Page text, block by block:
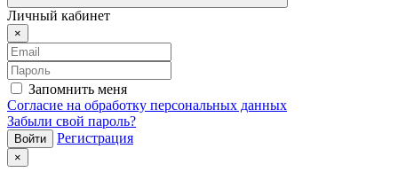
Личный кабинет
×
Запомнить меня
Согласие на обработку персональных данных
Забыли свой пароль?
Регистрация
×